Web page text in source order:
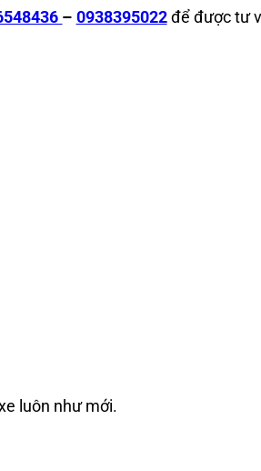
– 0938395022để được tư
luôn như mới.